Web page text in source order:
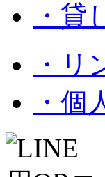
・貸
・リ
・個